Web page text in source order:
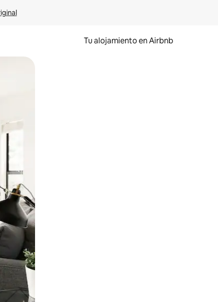
Tu alojamiento en Airbnb
el dedo.